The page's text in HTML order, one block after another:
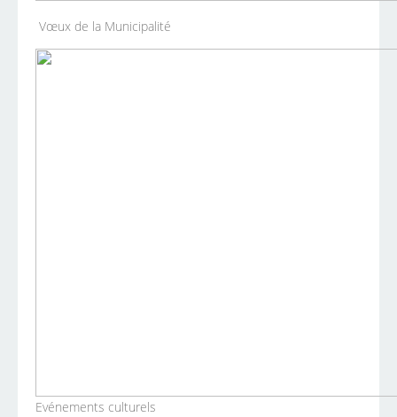
Vœux de la Municipalité
Evénements culturels